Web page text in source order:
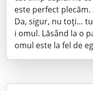
este perfect
Da, sigur, nu toți…
i omul. Lăsând la o
omul este la fel de